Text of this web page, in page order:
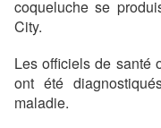
coqueluche se
City.
Les officiels de santé
ont été
maladie.